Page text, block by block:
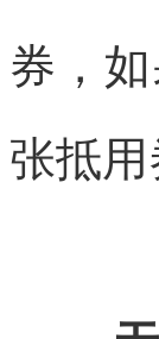
券，
张抵用